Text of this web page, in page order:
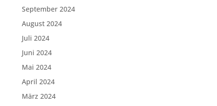
September 2024
August 2024
Juli 2024
Juni 2024
Mai 2024
April 2024
März 2024